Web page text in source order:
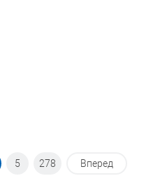
5 278 Вперед